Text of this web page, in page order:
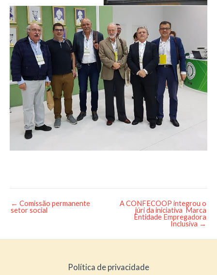
Post
← Comissão permanente
setor social
A CONFECOOP integrou o
júri da iniciativa Marca
Entidade Empregadora
Inclusiva →
Política de privacidade